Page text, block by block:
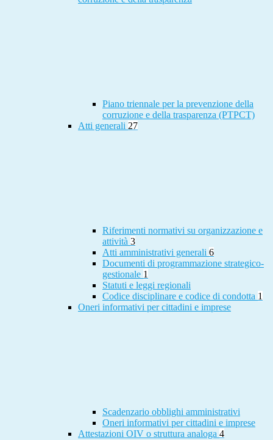
Piano triennale per la prevenzione della
corruzione e della trasparenza (PTPCT)
Atti generali 27
Riferimenti normativi su organizzazione e
attività 3
Atti amministrativi generali 6
Documenti di programmazione strategico-
gestionale 1
Statuti e leggi regionali
Codice disciplinare e codice di condotta 1
Oneri informativi per cittadini e imprese
Scadenzario obblighi amministrativi
Oneri informativi per cittadini e imprese
Attestazioni OIV o struttura analoga 4